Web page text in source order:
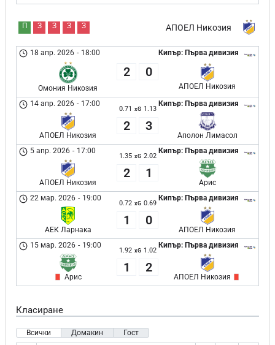
АПОЕЛ Никозия
П З З З З
Кипър: Първа дивизия
18 апр. 2026 - 18:00
Омония Никозия
2 0
АПОЕЛ Никозия
Кипър: Първа дивизия
14 апр. 2026 - 17:00
АПОЕЛ Никозия
0.71 xG 1.13
2 3
Аполон Лимасол
Кипър: Първа дивизия
5 апр. 2026 - 17:00
АПОЕЛ Никозия
1.35 xG 2.02
2 1
Арис
Кипър: Първа дивизия
22 мар. 2026 - 19:00
АЕК Ларнака
0.72 xG 0.69
1 0
АПОЕЛ Никозия
Кипър: Първа дивизия
15 мар. 2026 - 19:00
Арис
1.92 xG 1.02
1 2
АПОЕЛ Никозия
Класиране
Всички Домакин Гост